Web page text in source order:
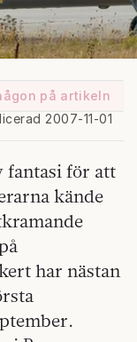
på artikeln
2007-11-01
fantasi för att
kände
har nästan